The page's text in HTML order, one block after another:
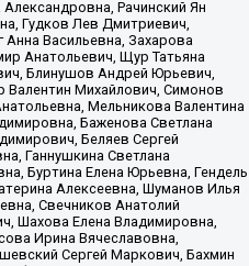
Рачинский Ян
Гудков Лев Дмитриевич,
Васильевна, Захарова
Анатольевич, Щур Татьяна
Блинушов Андрей Юрьевич,
Валентин Михайлович, Симонов
Мельникова Валентина
Баженова Светлана
Беляев Сергей
Ганнушкина Светлана
Буртина Елена Юрьевна, Гендель
Алексеевна, Шуманов Илья
Свечников Анатолий
Шахова Елена Владимировна,
Ирина Вячеславовна,
Сергей Маркович, Бахмин